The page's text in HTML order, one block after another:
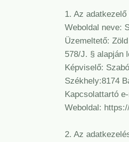
1. Az adatkezelő
Weboldal neve:
Üzemeltető:
578/J. § alapján
Képviselő:
Székhely:8174
Kapcsolattartó
Weboldal:
2. Az